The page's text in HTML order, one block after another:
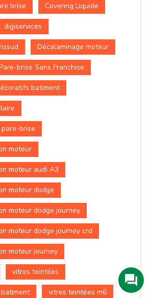
brise Covering Liquide
digiservices
Décalaminage moteur
brise Sans Franchise
batiment
brise
moteur
moteur audi A3
moteur dodge
moteur dodge journey
moteur dodge journey crd
moteur journey
vitres teintées
vitres teintées m6